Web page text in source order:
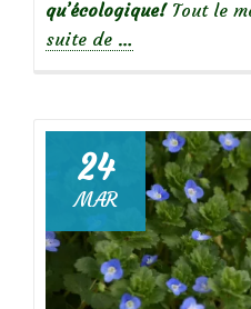
qu’écologique!Tout le
suite de à
Trèfle
blanc
…
24
MAR